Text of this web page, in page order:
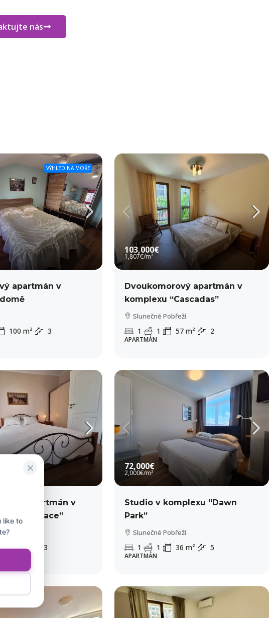
nás
VÝHLED NA MOŘE
apartmán v
100 m² 3
103,000€
1,807€/m²
Dvoukomorový apartmán v
komplexu “Cascadas”
Slunečné Pobřeží
1 1 57 m² 2
APARTMÁN
apartmán v
Palace”
50 m² 3
72,000€
2,000€/m²
Studio v komplexu “Dawn
Park”
Slunečné Pobřeží
1 1 36 m² 5
APARTMÁN
like to